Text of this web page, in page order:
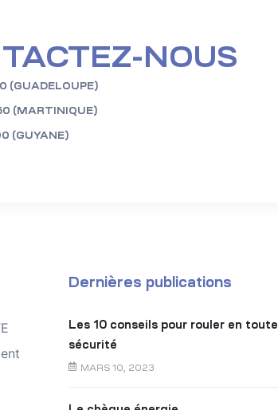
NOUS
(GUADELOUPE)
(MARTINIQUE)
(GUYANE)
Dernières publications
Les 10 conseils pour rouler en toute
sécurité
MARS 10, 2023